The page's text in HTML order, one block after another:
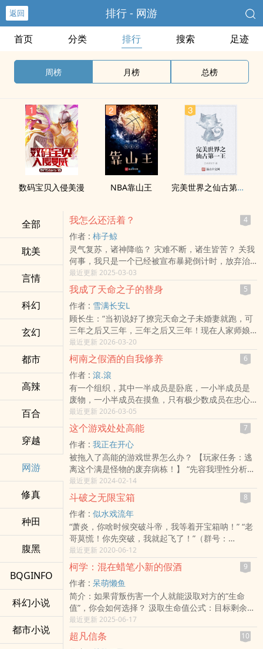
返回 排行 - 网游
首页 分类 排行 搜索 足迹
周榜 月榜 总榜
数码宝贝入侵美漫 NBA靠山王 完美世界之仙古第一王
全部
耽美
言情
科幻
玄幻
都市
‌​高‎辣‍­‌
百合
穿越
网游
修真
种田
腹黑
BQGINFO
科幻小说
都市小说
我怎么还活着？ 4
作者 : 柿子鲸
灵气复苏，诸神降临？ 灾难不断，诸生皆苦？ 关我
何事，我只是一个已经被宣布暴毙倒计时，放弃治
疗的绝症病人。 带着残躯走上驱魔诛仙之路，可不
是为了保家卫国，只是因为风险工资太诱人，尤其
是抚恤金...... “这邪功遭天谴，即使前期进展顺利，
最后练者必将自毙.....” “给我来一打。” “这魔剑反噬
人主，已经吃掉了九十九条人命.....” “给我来两把，
还有那什么吃人魔盔，噬魂血爪，给我整一套。”
“这药有伤天和.....” “别说了，给我包圆了！” 但问题
来了，为何我已经什么高危任务都敢接，所有的雷
都踩，所有的死都做，却至今活的活蹦乱跳。 【恭
喜，恭喜，获评感动世界十大英雄之首.......】 “......
老天爷，不是这行档平均生存时间三年半，一个三
年又一个三年，都快做到S级猎手了，十大英雄之首
了，怎么还没死。我就想来个荣誉牺牲，骗点抚恤
金，有这么难吗？！
本站提示：各位书友要是觉得《我怎么还活着？》
还不错的话请不要忘记向您QQ群和微博里的朋友推
荐哦！
最近更新 2025-03-03
我成了天命之子的替身 5
作者 : 雪满长安L
顾长生：“当初说好了撩完天命之子未婚妻就跑，可
三年之后又三年，三年之后又三年！现在人家师娘
和青梅竹马的小师妹都缠上我了！再不收网我就成
天命之子了老大！” 系统：“你对我态度好点行不
行！现在全仙界只有我知道你的身份，回头我把你
自爆出去，你一辈子当黄毛我也就不用烦了。” 顾长
生：“那你想我怎么样？天天提醒自己我是纯爱战
神？做梦的时候都喊着，曹贼给爷死？” 系统：“要
不…你再把这个天命之子也给撩了？” 顾长生：？ ---
---------- 穿越仙界，获得天命掠夺系统！抢夺天命之
子重要之物后可按重要程度获取奖励？ 顾长生看了
一眼这个杀气满满的系统，又看了一眼修仙界公认
的“法财侣地”四字真言，最后把目光锁在了侣字上
面… 嘶…我竟有丞相之姿！
本站提示：各位书友要是觉得《我成了天命之子的
替身》还不错的话请不要忘记向您QQ群和微博里的
最近更新 2026-03-20
柯南之假酒的自我修养 6
作者 : 滾.滾
有一个组织，其中一半成员是卧底，一小半成员是
废物，一小半成员在摸鱼，只有极少数成员在忠心
耿耿干活。 提问，现在你成了那个组织的一员，并
且你正是那极少数之一。你现在应该怎么做？ 回
答，谢邀，人在东京，刚刚穿越。遇到这种情况，
那肯定是直接摆.....摆放端正心态，继续忠心耿耿为
组织鞠躬尽瘁死而后已。 认真。
本站提示：各位书友要是觉得《柯南之假酒的自我
修养》还不错的话请不要忘记向您QQ群和微博里的
朋友推荐哦！
最近更新 2026-03-05
这个游戏处处高能 7
作者 : 我正在开心
被拖入了高能的游戏世界怎么办？ 【玩家任务：逃
离这个满是怪物的废弃病栋！】 “先容我理性分析一
波：正所谓既来之，则安之……” “换句话说，既然来
都来了，它们就安葬在这里吧。” 【恭喜玩家！成功
击杀病栋Boss！副本提前结束！】 【报告玩家！下
一个副本的Boss听说您来了，它跑了……跑了……
了……】 看着系统提示，张放一脸核善地看向了面前
瑟瑟发抖的小怪： “别害怕，我是个讲仁义的人……”
“换句话说，你是想被我一分为二呢，还是想把脑袋
被按进胸腔里呢？” 此时，躲在世界角落里的Boss抱
成一团瑟瑟发抖：不是说好的我们才是高能吗？？
本站提示：各位书友要是觉得《这个游戏处处高
能》还不错的话请不要忘记向您QQ群和微博里的朋
友推荐哦！
最近更新 2024-02-14
斗破之无限宝箱 8
作者 : 似水戏流年
“萧炎，你啥时候突破斗帝，我等着开宝箱呐！” “老
哥莫慌！你先突破，我就起飞了！”（群号：
1023676460！ 欢迎加入！）
本站提示：各位书友要是觉得《斗破之无限宝箱》
还不错的话请不要忘记向您QQ群和微博里的朋友推
荐哦！
最近更新 2020-06-12
柯学：混在蜡笔小新的假酒 9
作者 : 呆萌懒鱼
简介：如果背叛伤害一个人就能汲取对方的“生命
值”，你会如何选择？ 汲取生命值公式：目标剩余生
命值*好感度%*受伤害程度% 刚穿越过来生命就已
经进入倒计时的小山诚，面对这个问题和公式时露
出了沉思，而后果断的开马甲转身投入黑暗。 小山
最近更新 2025-06-17
超凡信条 10